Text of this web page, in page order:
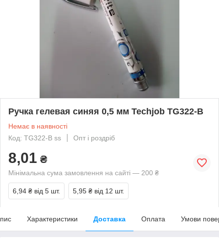
Ручка гелевая синяя 0,5 мм Techjob TG322-B
Немає в наявності
Код: TG322-B ss
Опт і роздріб
8,01 ₴
Мінімальна сума замовлення на сайті — 200 ₴
6,94 ₴ від 5 шт. 5,95 ₴ від 12 шт.
Характеристики Доставка Оплата Умови